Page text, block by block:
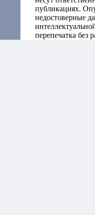
публикациях.
недостоверные
перепечатка без